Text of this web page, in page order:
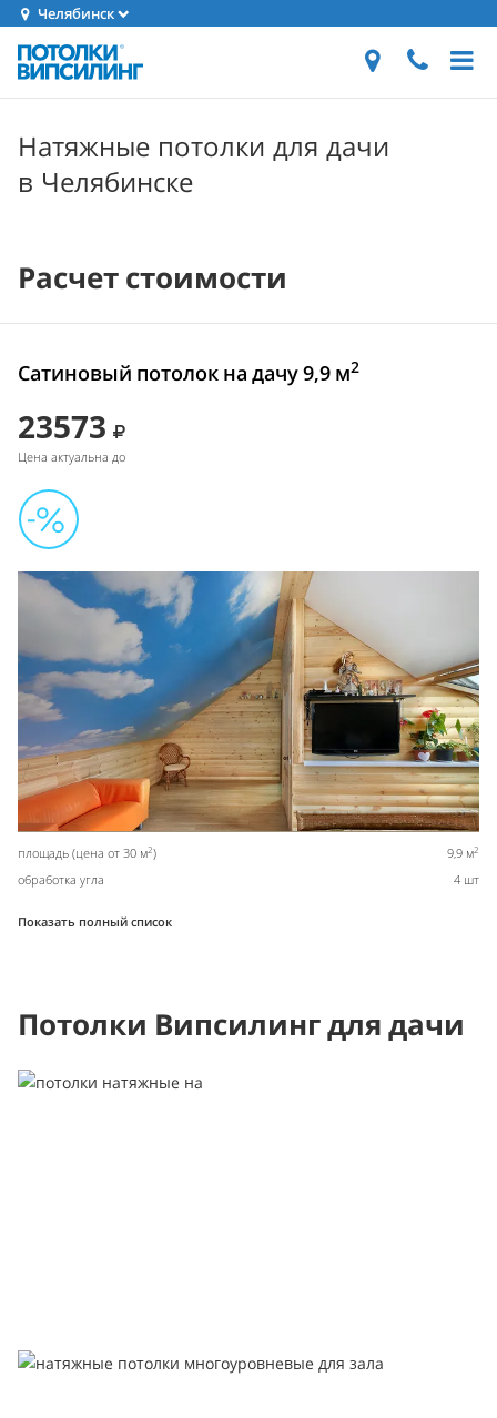
Челябинск
Натяжные потолки для дачи
в Челябинске
Расчет стоимости
Сатиновый потолок на дачу 9,9 м2
23573
Цена актуальна до
площадь (цена от 30 м2) 9,9 м2
обработка угла 4 шт
Показать полный список
Потолки Випсилинг для дачи